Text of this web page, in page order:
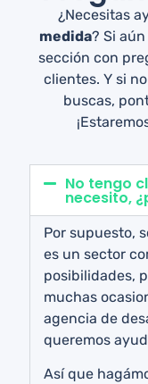
¿Necesitas
medida? Si
sección con
clientes. Y si
buscas,
No tengo
necesito,
Por supuesto,
es un sector
posibilidades,
muchas
agencia de
queremos
Así que